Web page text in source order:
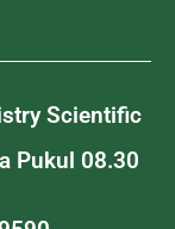
Scientific
Pukul 08.30